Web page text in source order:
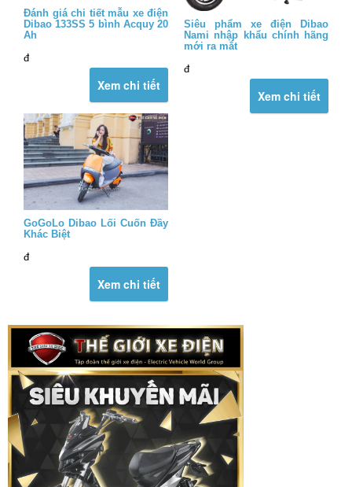
Đánh giá chi tiết mẫu xe điện
Dibao 133SS 5 bình Acquy 20
Ah
đ
Xem chi tiết
Siêu phẩm xe điện Dibao
Nami nhập khẩu chính hãng
mới ra mắt
đ
Xem chi tiết
GoGoLo Dibao Lối Cuốn Đầy
Khác Biệt
đ
Xem chi tiết